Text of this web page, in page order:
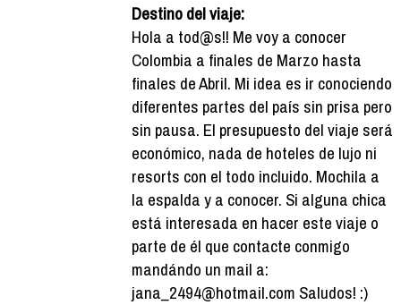
Destino del viaje:
Hola a tod@s!! Me voy a conocer
Colombia a finales de Marzo hasta
finales de Abril. Mi idea es ir conociendo
diferentes partes del país sin prisa pero
sin pausa. El presupuesto del viaje será
económico, nada de hoteles de lujo ni
resorts con el todo incluido. Mochila a
la espalda y a conocer. Si alguna chica
está interesada en hacer este viaje o
parte de él que contacte conmigo
mandándo un mail a:
jana_2494@hotmail.com Saludos! :)